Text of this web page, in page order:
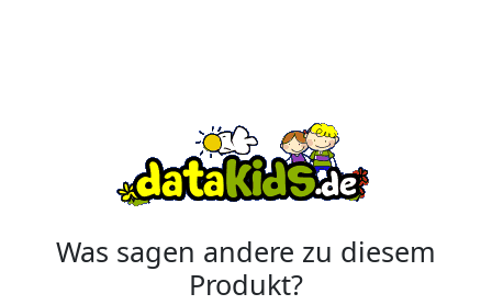
Was sagen andere zu diesem
Produkt?